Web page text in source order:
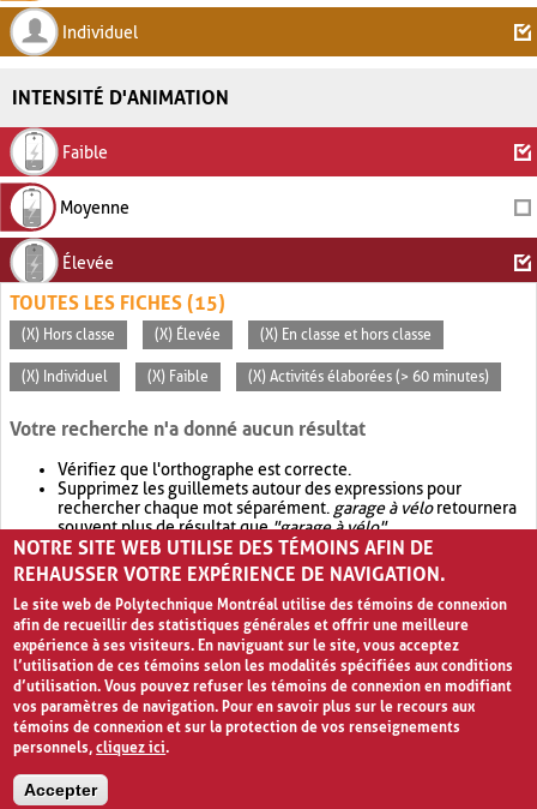
Individuel
INTENSITÉ D'ANIMATION
Faible
Moyenne
Élevée
TOUTES LES FICHES (15)
(X) Hors classe (X) Élevée (X) En classe et hors classe
(X) Individuel (X) Faible (X) Activités élaborées (> 60 minutes)
Votre recherche n'a donné aucun résultat
Vérifiez que l'orthographe est correcte.
Supprimez les guillemets autour des expressions pour
rechercher chaque mot séparément. garage à véloretournera
souvent plus de résultat que"garage à vélo".
Envisagez d'élargir votre recherche avec OR.garage OR vélo
retournera souvent plus de résultat quegarage à vélo
NOTRE SITE WEB UTILISE DES TÉMOINS AFIN DE
REHAUSSER VOTRE EXPÉRIENCE DE NAVIGATION.
Le site web de Polytechnique Montréal utilise des témoins de connexion
afin de recueillir des statistiques générales et offrir une meilleure
expérience à ses visiteurs. En naviguant sur le site, vous acceptez
l’utilisation de ces témoins selon les modalités spécifiées aux conditions
d’utilisation. Vous pouvez refuser les témoins de connexion en modifiant
vos paramètres de navigation. Pour en savoir plus sur le recours aux
témoins de connexion et sur la protection de vos renseignements
personnels,cliquez ici.
Accepter